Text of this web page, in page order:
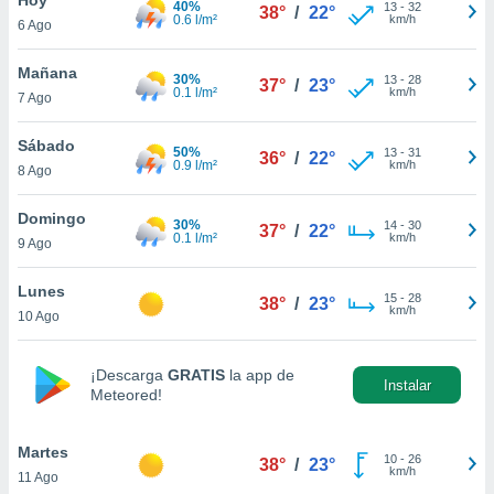
en
más
nuestra
de
aceptar
de
6 Ago
40%
0.6 l/m²
38° / 22° 13- 32
km/h
Mañana
7 Ago
30%
0.1 l/m²
37° / 23° 13- 28
km/h
Sábado
8 Ago
50%
0.9 l/m²
36° / 22° 13- 31
km/h
Domingo
9 Ago
30%
0.1 l/m²
37° / 22° 14- 30
km/h
Lunes
10 Ago
38° / 23° 15- 28
km/h
¡Descarga GRATIS la app de
Meteored!
Instalar
Martes
11 Ago
38° / 23° 10- 26
km/h